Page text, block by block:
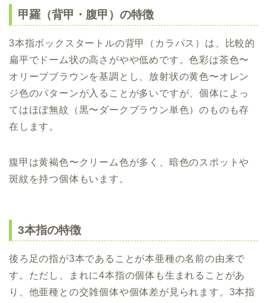
甲羅（背甲・腹甲）の特徴
3本指ボックスタートルの背甲（カラパス）は、比較的
扁平でドーム状の高さがやや低めです。色彩は茶色〜
オリーブブラウンを基調とし、放射状の黄色〜オレン
ジ色のパターンが入ることが多いですが、個体によっ
てはほぼ無紋（黒〜ダークブラウン単色）のものも存
在します。
腹甲は黄褐色〜クリーム色が多く、暗色のスポットや
斑紋を持つ個体もいます。
3本指の特徴
後ろ足の指が3本であることが本亜種の名前の由来で
す。ただし、まれに4本指の個体も生まれることがあ
り、他亜種との交雑個体や個体差が見られます。3本指